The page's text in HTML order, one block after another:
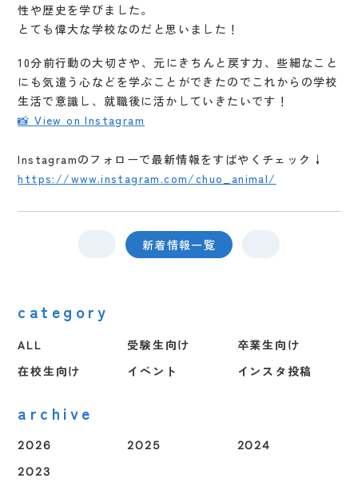
category
ALL 受験生向け
卒業生向け
在校生向け
イベント インスタ投稿
archive
2026 2025
2024
2023
性や歴史を学びました。
とても偉大な学校なのだと思いました！
10分前行動の大切さや、元にきちんと戻す力、些細なこと
にも気遣う心などを学ぶことができたのでこれからの学校
生活で意識し、就職後に活かしていきたいです！
📸 View on Instagram
Instagramのフォローで最新情報をすばやくチェック↓
https://www.instagram.com/chuo_animal/
新着情報一覧